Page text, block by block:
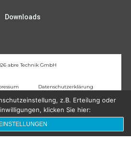
Downloads
abre Technik GmbH
Datenschutzerklärung
Sie uns!
z.B. Erteilung oder
klicken Sie hier:
EINSTELLUNGEN